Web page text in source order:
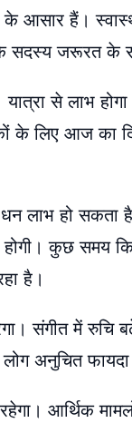
हैं।
के सदस्य जरूरत
से लाभ
के लिए आज का
लाभ हो सकता
होगी। कुछ
है।
संगीत में रुचि
लोग अनुचित
आर्थिक